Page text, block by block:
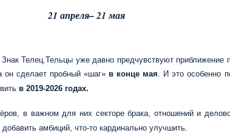
21 апреля– 21 мая
Тельцы уже давно предчувствуют приближение
он сделает пробный «шаг» в конце мая . И это особенно
в 2019-2026 годах.
в важном для них секторе брака, отношений и
амбиций, что-то кардинально улучшить.